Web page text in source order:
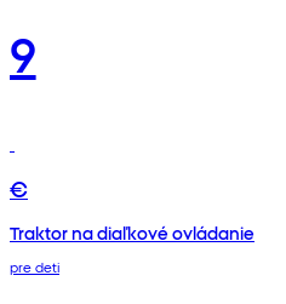
9
€
Traktor na diaľkové ovládanie
pre deti